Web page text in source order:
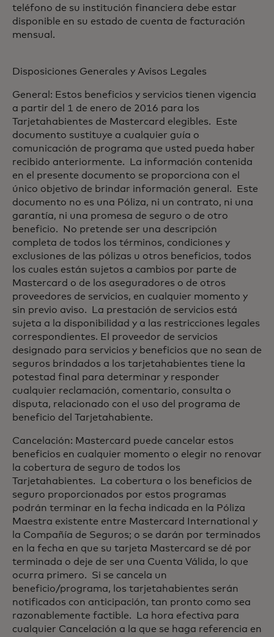
teléfono de su institución financiera debe estar
disponible en su estado de cuenta de facturación
mensual.
Disposiciones Generales y Avisos Legales
General: Estos beneficios y servicios tienen vigencia
a partir del 1 de enero de 2016 para los
Tarjetahabientes de Mastercard elegibles. Este
documento sustituye a cualquier guía o
comunicación de programa que usted pueda haber
recibido anteriormente. La información contenida
en el presente documento se proporciona con el
único objetivo de brindar información general. Este
documento no es una Póliza, ni un contrato, ni una
garantía, ni una promesa de seguro o de otro
beneficio. No pretende ser una descripción
completa de todos los términos, condiciones y
exclusiones de las pólizas u otros beneficios, todos
los cuales están sujetos a cambios por parte de
Mastercard o de los aseguradores o de otros
proveedores de servicios, en cualquier momento y
sin previo aviso. La prestación de servicios está
sujeta a la disponibilidad y a las restricciones legales
correspondientes. El proveedor de servicios
designado para servicios y beneficios que no sean de
seguros brindados a los tarjetahabientes tiene la
potestad final para determinar y responder
cualquier reclamación, comentario, consulta o
disputa, relacionado con el uso del programa de
beneficio del Tarjetahabiente.
Cancelación: Mastercard puede cancelar estos
beneficios en cualquier momento o elegir no renovar
la cobertura de seguro de todos los
Tarjetahabientes. La cobertura o los beneficios de
seguro proporcionados por estos programas
podrán terminar en la fecha indicada en la Póliza
Maestra existente entre Mastercard International y
la Compañía de Seguros; o se darán por terminados
en la fecha en que su tarjeta Mastercard se dé por
terminada o deje de ser una Cuenta Válida, lo que
ocurra primero. Si se cancela un
beneficio/programa, los tarjetahabientes serán
notificados con anticipación, tan pronto como sea
razonablemente factible. La hora efectiva para
cualquier Cancelación a la que se haga referencia en